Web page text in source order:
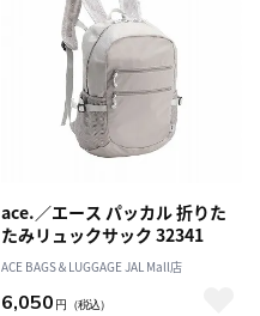
ace.／エース パッカル 折りた
たみリュックサック 32341
ACE BAGS＆LUGGAGE JAL Mall店
6,050 円 （税込）